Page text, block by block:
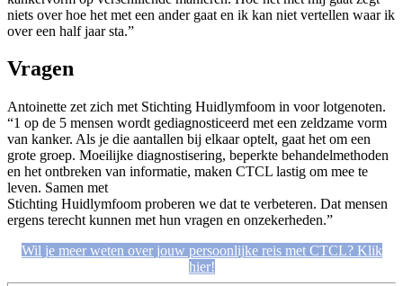
niets over hoe het met een ander gaat en ik kan niet vertellen waar ik
over een half jaar sta.”
Vragen
Antoinette zet zich met Stichting Huidlymfoom in voor lotgenoten.
“1 op de 5 mensen wordt gediagnosticeerd met een zeldzame vorm
van kanker. Als je die aantallen bij elkaar optelt, gaat het om een
grote groep. Moeilijke diagnostisering, beperkte behandelmethoden
en het ontbreken van informatie, maken CTCL lastig om mee te
leven. Samen met
Stichting Huidlymfoom proberen we dat te verbeteren. Dat mensen
ergens terecht kunnen met hun vragen en onzekerheden.”
Wil je meer weten over jouw persoonlijke reis met CTCL? Klik
hier!